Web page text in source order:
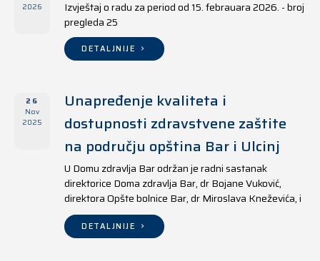
2026
Izvještaj o radu za period od 15. febrauara 2026. - broj
pregleda 25
DETALJNIJE
26
Nov
2025
Unapređenje kvaliteta i
dostupnosti zdravstvene zaštite
na području opština Bar i Ulcinj
U Domu zdravlja Bar održan je radni sastanak
direktorice Doma zdravlja Bar, dr Bojane Vuković,
direktora Opšte bolnice Bar, dr Miroslava Kneževića, i
direktora Doma zdravlja Ulcinj, Kreshnika Mustafe.
DETALJNIJE